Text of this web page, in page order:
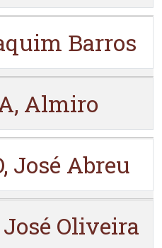
Barros
Almiro
José Abreu
José Oliveira